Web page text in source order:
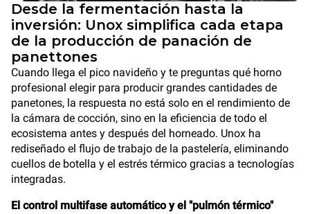
Desde la fermentación hasta la
inversión: Unox simplifica cada etapa
de la producción de panación de
panettones
Cuando llega el pico navideño y te preguntas qué horno
profesional elegir para producir grandes cantidades de
panetones, la respuesta no está solo en el rendimiento de
la cámara de cocción, sino en la eficiencia de todo el
ecosistema antes y después del horneado. Unox ha
rediseñado el flujo de trabajo de la pastelería, eliminando
cuellos de botella y el estrés térmico gracias a tecnologías
integradas.
El control multifase automático y el "pulmón térmico"